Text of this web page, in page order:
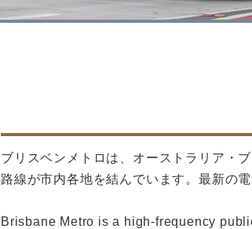
ブリスベンメトロは、オーストラリア・
路線が市内各地を結んでいます。最新の
Brisbane Metro is a high-frequency